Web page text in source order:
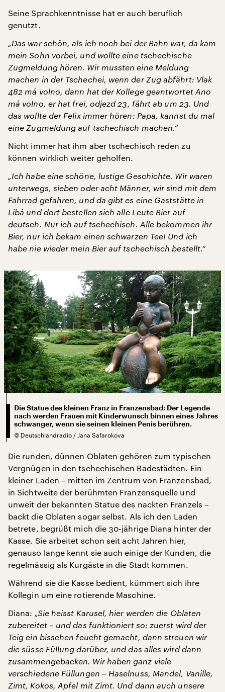
Seine Sprachkenntnisse hat er auch beruflich
genutzt.
„Das war schön, als ich noch bei der Bahn war, da kam
mein Sohn vorbei, und wollte eine tschechische
Zugmeldung hören. Wir mussten eine Meldung
machen in der Tschechei, wenn der Zug abfährt: Vlak
482 má volno, dann hat der Kollege geantwortet Ano
má volno, er hat frei, odjezd 23, fährt ab um 23. Und
das wollte der Felix immer hören: Papa, kannst du mal
eine Zugmeldung auf tschechisch machen.“
Nicht immer hat ihm aber tschechisch reden zu
können wirklich weiter geholfen.
„Ich habe eine schöne, lustige Geschichte. Wir waren
unterwegs, sieben oder acht Männer, wir sind mit dem
Fahrrad gefahren, und da gibt es eine Gaststätte in
Libá und dort bestellen sich alle Leute Bier auf
deutsch. Nur ich auf tschechisch. Alle bekommen ihr
Bier, nur ich bekam einen schwarzen Tee! Und ich
habe nie wieder mein Bier auf tschechisch bestellt.“
Die Statue des kleinen Franz in Franzensbad: Der Legende
nach werden Frauen mit Kinderwunsch binnen eines Jahres
schwanger, wenn sie seinen kleinen Penis berühren.
© Deutschlandradio / Jana Safarokova
Die runden, dünnen Oblaten gehören zum typischen
Vergnügen in den tschechischen Badestädten. Ein
kleiner Laden – mitten im Zentrum von Franzensbad,
in Sichtweite der berühmten Franzensquelle und
unweit der bekannten Statue des nackten Franzels –
backt die Oblaten sogar selbst. Als ich den Laden
betrete, begrüßt mich die 30-jährige Diana hinter der
Kasse. Sie arbeitet schon seit acht Jahren hier,
genauso lange kennt sie auch einige der Kunden, die
regelmässig als Kurgäste in die Stadt kommen.
Während sie die Kasse bedient, kümmert sich ihre
Kollegin um eine rotierende Maschine.
Diana: „Sie heisst Karusel, hier werden die Oblaten
zubereitet – und das funktioniert so: zuerst wird der
Teig ein bisschen feucht gemacht, dann streuen wir
die süsse Füllung darüber, und das alles wird dann
zusammengebacken. Wir haben ganz viele
verschiedene Füllungen – Haselnuss, Mandel, Vanille,
Zimt, Kokos, Apfel mit Zimt. Und dann auch unsere